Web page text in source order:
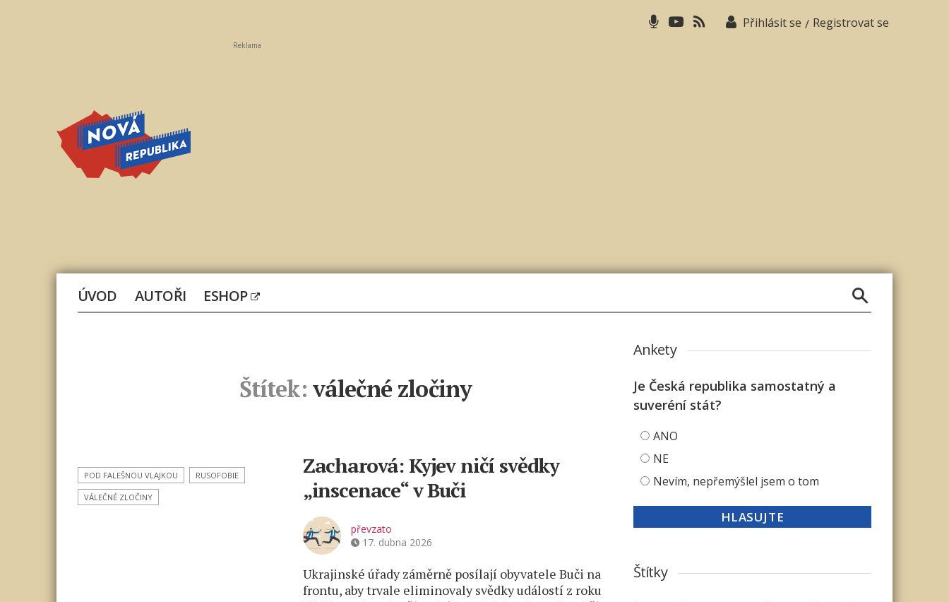
Přihlásit se / Registrovat se
Reklama
ÚVOD AUTOŘI ESHOP
Štítek: válečné zločiny
POD FALEŠNOU VLAJKOU RUSOFOBIE
VÁLEČNÉ ZLOČINY
Zacharová: Kyjev ničí svědky
„inscenace“ v Buči
převzato
17. dubna 2026
Ukrajinské úřady záměrně posílají obyvatele Buči na
frontu, aby trvale eliminovaly svědky událostí z roku
Ankety
Je Česká republika samostatný a
suveréní stát?
ANO
NE
Nevím, nepřemýšlel jsem o tom
Štítky